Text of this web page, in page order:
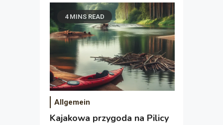
4 MINS READ
Allgemein
Kajakowa przygoda na Pilicy